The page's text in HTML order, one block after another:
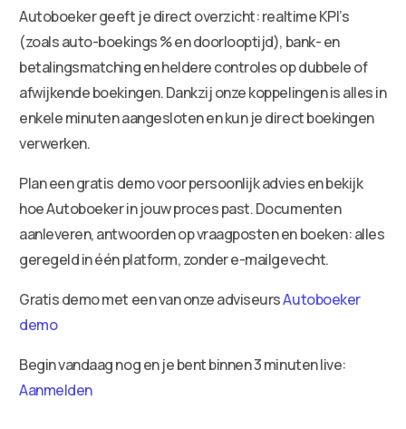
Autoboeker geeft je direct overzicht: realtime KPI’s
(zoals auto-boekings % en doorlooptijd), bank- en
betalingsmatching en heldere controles op dubbele of
afwijkende boekingen. Dankzij onze koppelingen is alles in
enkele minuten aangesloten en kun je direct boekingen
verwerken.
Plan een gratis demo voor persoonlijk advies en bekijk
hoe Autoboeker in jouw proces past. Documenten
aanleveren, antwoorden op vraagposten en boeken: alles
geregeld in één platform, zonder e-mailgevecht.
Gratis demo met een van onze adviseursAutoboeker
demo
Begin vandaag nog en je bent binnen 3 minuten live:
Aanmelden